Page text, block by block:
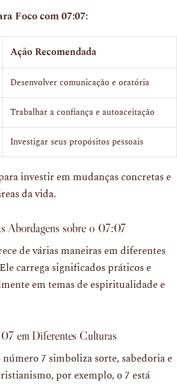
Foco com 07:07:
Ação Recomendada
Desenvolver comunicação e oratória
Trabalhar a confiança e autoaceitação
Investigar seus propósitos pessoais
investir em mudanças concretas e
da vida.
Abordagens sobre o 07:07
de várias maneiras em diferentes
carrega significados práticos e
em temas de espiritualidade e
em Diferentes Culturas
7 simboliza sorte, sabedoria e
por exemplo, o 7 está